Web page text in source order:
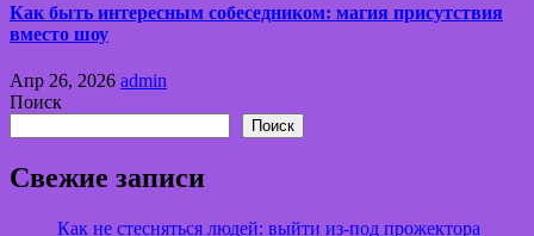
Как быть интересным собеседником: магия присутствия
вместо шоу
Апр 26, 2026 admin
Поиск
Поиск
Свежие записи
Как не стесняться людей: выйти из-под прожектора